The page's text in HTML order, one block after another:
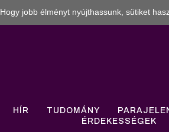
HÍR TUDOMÁNY
ÉRDEKESSÉGEK
Hogy jobb élményt nyújthassunk, sütiket